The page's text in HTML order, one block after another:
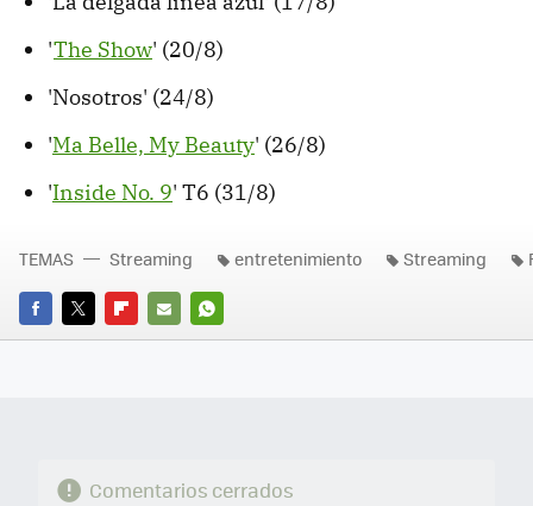
'The Show' (20/8)
'Nosotros' (24/8)
'Ma Belle, My Beauty' (26/8)
'Inside No. 9' T6 (31/8)
FACEBOOK
TWITTERFLIPBOARD
E-
WHATSAPP
TEMAS Streaming entretenimiento Streaming
Comentarios cerrados